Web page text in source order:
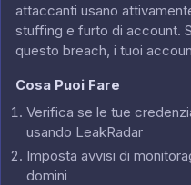
attaccanti usano
stuffing e furto di account.
questo breach, i tuoi
Cosa Puoi Fare
Verifica se le tue
usando LeakRadar
Imposta avvisi di
domini